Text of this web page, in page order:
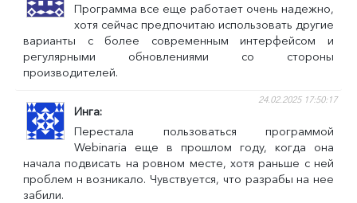
Программа все еще работает очень надежно,
хотя сейчас предпочитаю использовать другие
варианты с более современным интерфейсом и
регулярными обновлениями со стороны
производителей.
Инга
24.02.2025 17:50:17
Перестала пользоваться программой
Webinaria еще в прошлом году, когда она
начала подвисать на ровном месте, хотя раньше с ней
проблем н возникало. Чувствуется, что разрабы на нее
забили.